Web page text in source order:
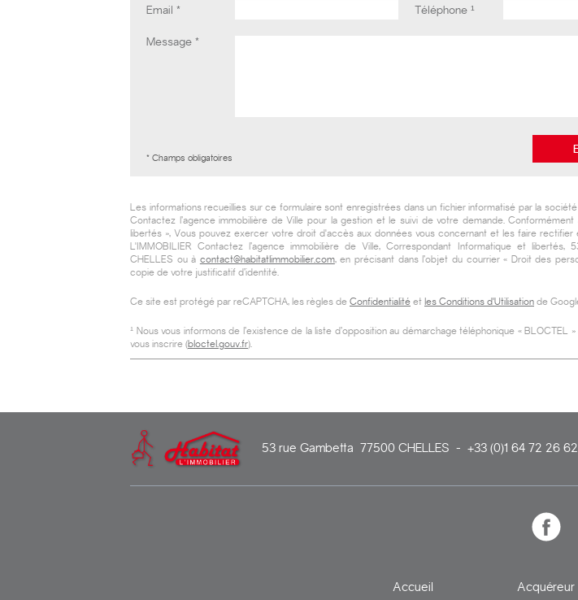
Email Téléphone ¹
Message
* Champs obligatoires
Les informations recueillies sur ce formulaire sont enregistrées dans un fichier informatisé par la société
Contactez l’agence immobilière de Ville pour la gestion et le suivi de votre demande. Conformément
libertés », Vous pouvez exercer votre droit d'accès aux données vous concernant et les faire rectifier
L'IMMOBILIER Contactez l’agence immobilière de Ville, Correspondant Informatique et libertés,
CHELLES ou à contact@habitatlimmobilier.com, en précisant dans l’objet du courrier « Droit des
copie de votre justificatif d’identité.
Ce site est protégé par reCAPTCHA, les règles de Confidentialité et les Conditions d'Utilisation de
¹ Nous vous informons de l’existence de la liste d’opposition au démarchage téléphonique « BLOCTEL
vous inscrire (bloctel.gouv.fr).
53 rue Gambetta 77500 CHELLES - +33 (0)1 64 72 26 62
Accueil Acquéreur